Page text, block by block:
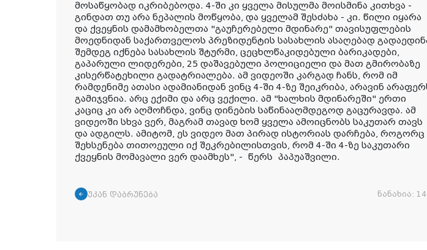
მოსაწყობად იკრიბებოდა. 4-ში კი ყველა მისულმა მოისმინა კითხვა -
გინდათ თუ არა ნეპალის მოწყობა, და ყველამ შესძახა - კი. წილი იყარა
და ქვეყნის დამამხობელთა "გაუჩერებელი მდინარე" თავისუფლების
მოედნიდან საქართველოს პრეზიდენტის სასახლის ასაღებად
შემდეგ იქნება სასახლის შტურმი, ცეცხლწაკიდებული ბარიკადები,
გაპარული ლიდერები, 25 დაშავებული პოლიციელი და მათ გმირობაზე
კისერწატეხილი გადატრიალება. ამ ვიდეოში კარგად ჩანს, რომ იმ
რამდენიმე ათასი ადამიანიდან ვინც 4-ში 4-ზე შეიკრიბა, არავინ
გამიჯვნია. არც ექიმი და არც ვექილი. ამ "ხალხის მდინარეში" ერთი
კაციც კი არ აღმოჩნდა, ვინც დინების საწინააღმდეგოდ გაცურავდა. ამ
ვიდეოში სხვა ვერ, მაგრამ თავად ხომ ყველა ამოიცნობს საკუთარ თავს
და ადგილს. ამიტომ, ეს ვიდეო მათ პირად ისტორიას დარჩება, როგორც
შეხსენება თითოეული იქ შეკრებილისთვის, რომ 4-ში 4-ზე საკუთარი
ქვეყნის მომავალი ვერ დაამხეს", - წერს პაპუაშვილი.
უკან დაბრუნება ნანახია: